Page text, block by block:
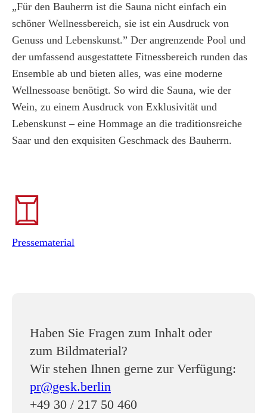
„Für den Bauherrn ist die Sauna nicht einfach ein
schöner Wellnessbereich, sie ist ein Ausdruck von
Genuss und Lebenskunst.” Der angrenzende Pool und
der umfassend ausgestattete Fitnessbereich runden das
Ensemble ab und bieten alles, was eine moderne
Wellnessoase benötigt. So wird die Sauna, wie der
Wein, zu einem Ausdruck von Exklusivität und
Lebenskunst – eine Hommage an die traditionsreiche
Saar und den exquisiten Geschmack des Bauherrn.
Pressematerial
Haben Sie Fragen zum Inhalt oder
zum Bildmaterial?
Wir stehen Ihnen gerne zur Verfügung:
pr@gesk.berlin
+49 30 / 217 50 460